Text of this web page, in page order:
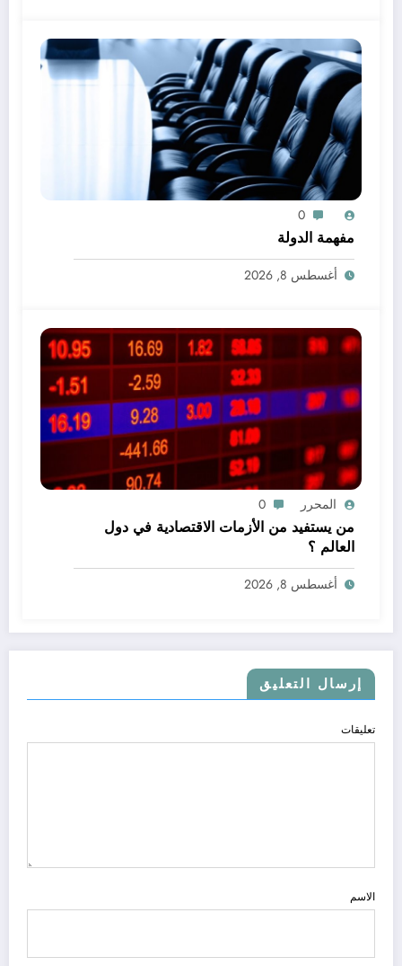
0
مفهمة الدولة
أغسطس 8, 2026
المحرر 0
من يستفيد من الأزمات الاقتصادية في دول
العالم ؟
أغسطس 8, 2026
إرسال التعليق
تعليقات
الاسم